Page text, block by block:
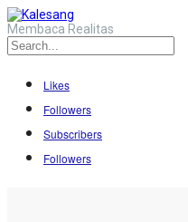
Membaca Realitas
Likes
Followers
Subscribers
Followers